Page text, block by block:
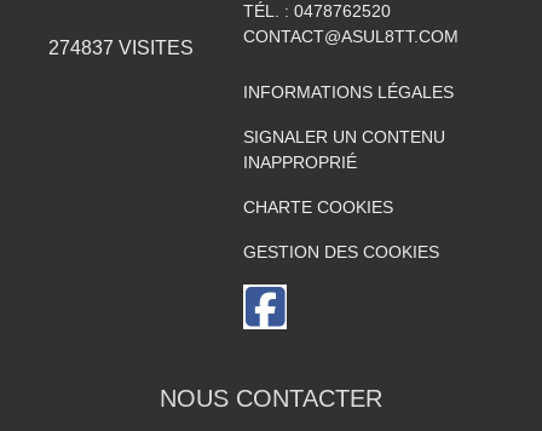
274837 VISITES
TÉL. : 0478762520
CONTACT@ASUL8TT.COM
INFORMATIONS LÉGALES
SIGNALER UN CONTENU
INAPPROPRIÉ
CHARTE COOKIES
GESTION DES COOKIES
NOUS CONTACTER